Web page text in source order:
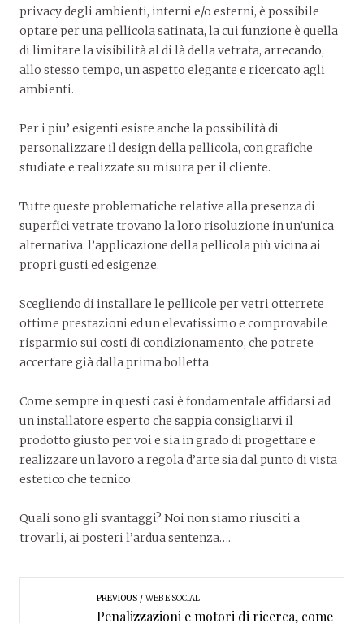
privacy degli ambienti, interni e/o esterni, è possibile
optare per una pellicola satinata, la cui funzione è quella
di limitare la visibilità al di là della vetrata, arrecando,
allo stesso tempo, un aspetto elegante e ricercato agli
ambienti.
Per i piu’ esigenti esiste anche la possibilità di
personalizzare il design della pellicola, con grafiche
studiate e realizzate su misura per il cliente.
Tutte queste problematiche relative alla presenza di
superfici vetrate trovano la loro risoluzione in un’unica
alternativa: l’applicazione della pellicola più vicina ai
propri gusti ed esigenze.
Scegliendo di installare le pellicole per vetri otterrete
ottime prestazioni ed un elevatissimo e comprovabile
risparmio sui costi di condizionamento, che potrete
accertare già dalla prima bolletta.
Come sempre in questi casi è fondamentale affidarsi ad
un installatore esperto che sappia consigliarvi il
prodotto giusto per voi e sia in grado di progettare e
realizzare un lavoro a regola d’arte sia dal punto di vista
estetico che tecnico.
Quali sono gli svantaggi? Noi non siamo riusciti a
trovarli, ai posteri l’ardua sentenza….
PREVIOUS WEB E SOCIAL
Penalizzazioni e motori di ricerca, come